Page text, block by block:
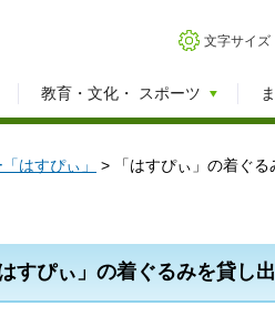
文字サイズ
教育・文化・ スポーツ
はすぴぃ」 > 「はすぴぃ」の着ぐる
はすぴぃ」の着ぐるみを貸し